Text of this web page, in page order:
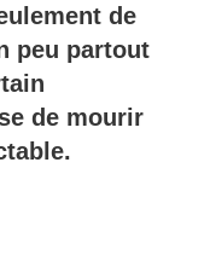
de
peu partout
de mourir